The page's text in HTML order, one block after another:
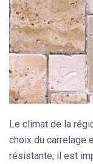
Le climat de la
choix du carrelage
résistante, il est